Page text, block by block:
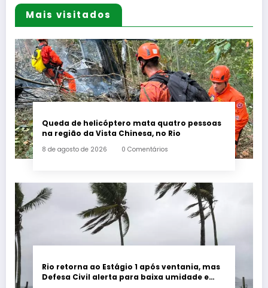
Mais visitados
Queda de helicóptero mata quatro pessoas
na região da Vista Chinesa, no Rio
8 de agosto de 2026 0 Comentários
Rio retorna ao Estágio 1 após ventania, mas
Defesa Civil alerta para baixa umidade e